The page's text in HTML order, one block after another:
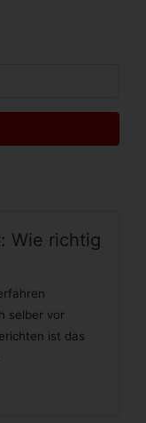
Wie richtig
selber vor
ist das